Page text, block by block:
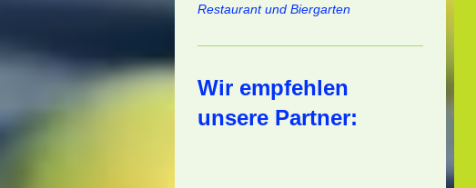
Restaurant und Biergarten
Wir empfehlen
unsere Partner: